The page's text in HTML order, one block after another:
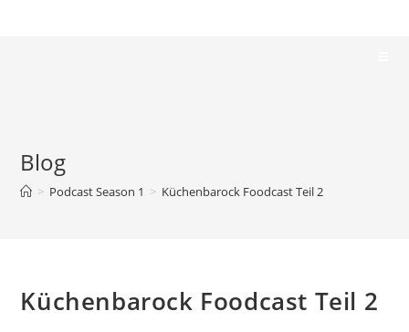
Blog
> Podcast Season 1 > Küchenbarock Foodcast Teil 2
Küchenbarock Foodcast Teil 2